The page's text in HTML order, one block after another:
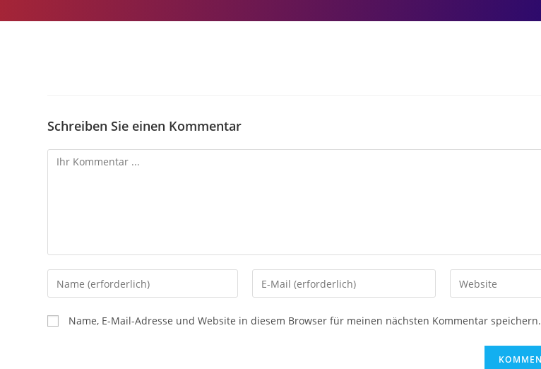
Schreiben Sie einen Kommentar
Name, E-Mail-Adresse und Website in diesem Browser für meinen nächsten Kommentar speichern.